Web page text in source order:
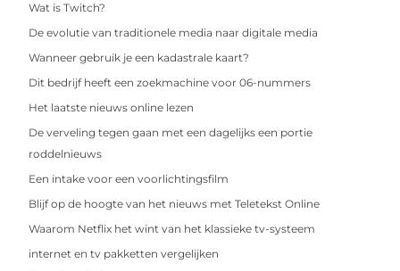
Wat is Twitch?
De evolutie van traditionele media naar digitale media
Wanneer gebruik je een kadastrale kaart?
Dit bedrijf heeft een zoekmachine voor 06-nummers
Het laatste nieuws online lezen
De verveling tegen gaan met een dagelijks een portie
roddelnieuws
Een intake voor een voorlichtingsfilm
Blijf op de hoogte van het nieuws met Teletekst Online
Waarom Netflix het wint van het klassieke tv-systeem
internet en tv pakketten vergelijken